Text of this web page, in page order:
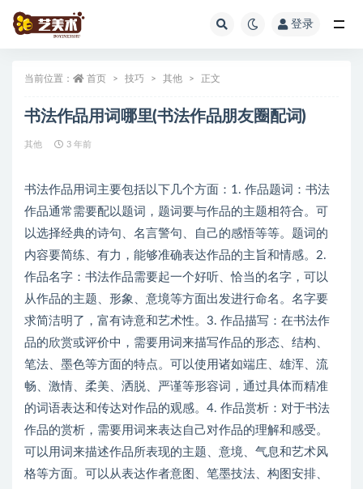
登录
当前位置： 首页 技巧 其他 正文
书法作品用词哪里(书法作品朋友圈配词)
其他 3 年前
书法作品用词主要包括以下几个方面：1. 作品题词：书法
作品通常需要配以题词，题词要与作品的主题相符合。可
以选择经典的诗句、名言警句、自己的感悟等等。题词的
内容要简练、有力，能够准确表达作品的主旨和情感。2.
作品名字：书法作品需要起一个好听、恰当的名字，可以
从作品的主题、形象、意境等方面出发进行命名。名字要
求简洁明了，富有诗意和艺术性。3. 作品描写：在书法作
品的欣赏或评价中，需要用词来描写作品的形态、结构、
笔法、墨色等方面的特点。可以使用诸如端庄、雄浑、流
畅、激情、柔美、洒脱、严谨等形容词，通过具体而精准
的词语表达和传达对作品的观感。4. 作品赏析：对于书法
作品的赏析，需要用词来表达自己对作品的理解和感受。
可以用词来描述作品所表现的主题、意境、气息和艺术风
格等方面。可以从表达作者意图、笔墨技法、构图安排、